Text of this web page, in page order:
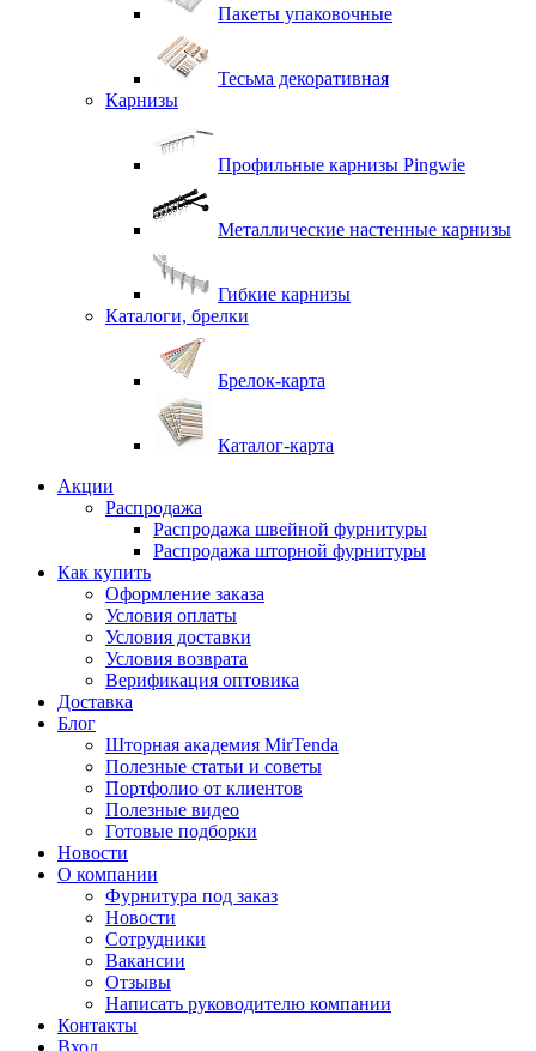
Пакеты упаковочные
Тесьма декоративная
Карнизы
Профильные карнизы Pingwie
Металлические настенные карнизы
Гибкие карнизы
Каталоги, брелки
Брелок-карта
Каталог-карта
Акции
Распродажа
Распродажа швейной фурнитуры
Распродажа шторной фурнитуры
Как купить
Оформление заказа
Условия оплаты
Условия доставки
Условия возврата
Верификация оптовика
Доставка
Блог
Шторная академия MirTenda
Полезные статьи и советы
Портфолио от клиентов
Полезные видео
Готовые подборки
Новости
О компании
Фурнитура под заказ
Новости
Сотрудники
Вакансии
Отзывы
Написать руководителю компании
Контакты
Вход